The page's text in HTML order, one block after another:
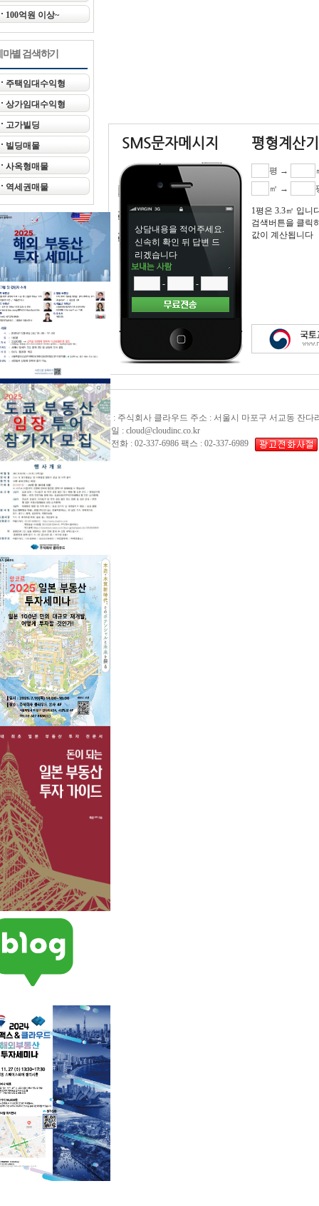
100억원 이상~
마별 검색하기
주택임대수익형
상가임대수익형
고가빌딩
빌딩매물
사옥형매물
역세권매물
SMS문자메시지
- -
평형계산기
평 →
㎡ →
1평은 3.3㎡ 입니
검색버튼을 클릭
값이 계산됩니다
상호 : 주식회사 클라우드 주소 : 서울시 마포구 서교동 잔다
이메일 : cloud@cloudinc.co.kr
대표전화 : 02-337-6986 팩스 : 02-337-6989